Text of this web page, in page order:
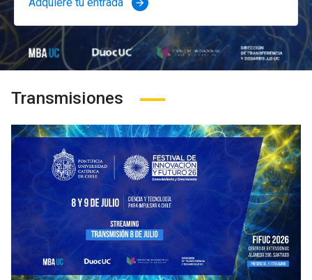
arrow_forward
Transmisiones